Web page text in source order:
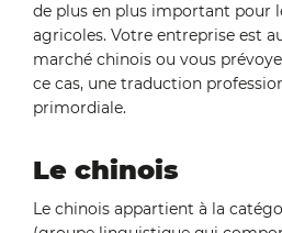
de plus en plus important pour
agricoles. Votre entreprise est
marché chinois ou vous
ce cas, une traduction
primordiale.
Le chinois
Le chinois appartient à la